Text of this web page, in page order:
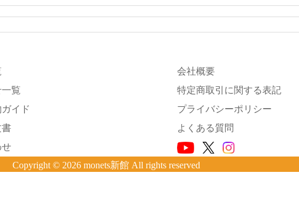
覧
イド
書
せ
会社概要
特定商取引に関する表記
プライバシーポリシー
よくある質問
Copyright © 2026 monets新館 All rights reserved